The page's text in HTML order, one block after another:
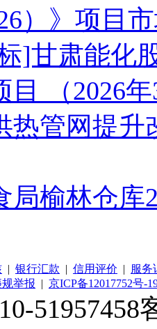
）》项目
]甘肃能化
目 （2026
热管网提
局榆林仓库
| 银行汇款 | 信用评价 |
服务
举报 | 京ICP备12017752号-
51957458